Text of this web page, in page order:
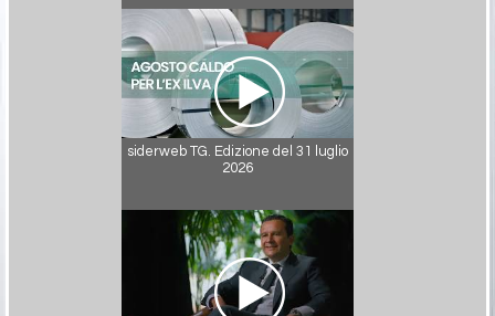
siderweb TG. Edizione del 31 luglio
2026